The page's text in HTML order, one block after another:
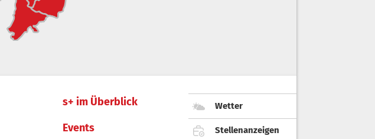
s+ im Überblick
Events
Wetter
Stellenanzeigen